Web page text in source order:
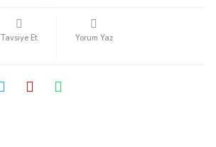
Tavsiye Et Yorum Yaz